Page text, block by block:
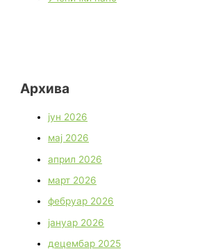
Архива
јун 2026
мај 2026
април 2026
март 2026
фебруар 2026
јануар 2026
децембар 2025